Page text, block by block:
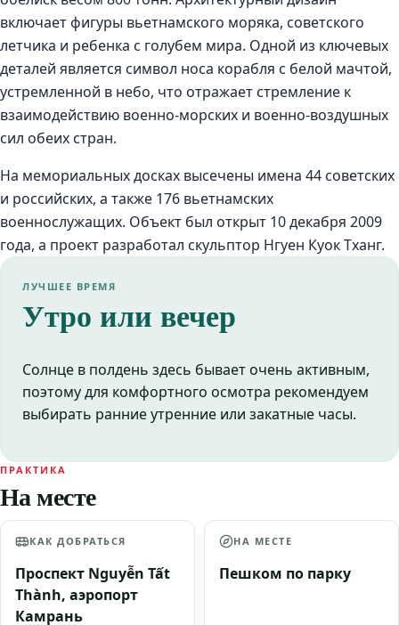
включает фигуры вьетнамского моряка, советского
летчика и ребенка с голубем мира. Одной из ключевых
деталей является символ носа корабля с белой мачтой,
устремленной в небо, что отражает стремление к
взаимодействию военно-морских и военно-воздушных
сил обеих стран.
На мемориальных досках высечены имена 44 советских
и российских, а также 176 вьетнамских
военнослужащих. Объект был открыт 10 декабря 2009
года, а проект разработал скульптор Нгуен Куок Тханг.
ЛУЧШЕЕ ВРЕМЯ
Утро или вечер
Солнце в полдень здесь бывает очень активным,
поэтому для комфортного осмотра рекомендуем
выбирать ранние утренние или закатные часы.
ПРАКТИКА
На месте
КАК ДОБРАТЬСЯ
Проспект Nguyễn Tất
Thành, аэропорт
Камрань
НА МЕСТЕ
Пешком по парку